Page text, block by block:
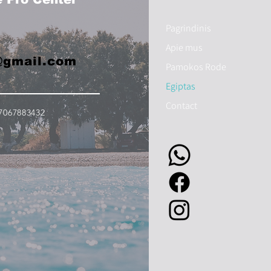
Pagrindinis
Apie mus
Pamokos Rode
Egiptas
Contact